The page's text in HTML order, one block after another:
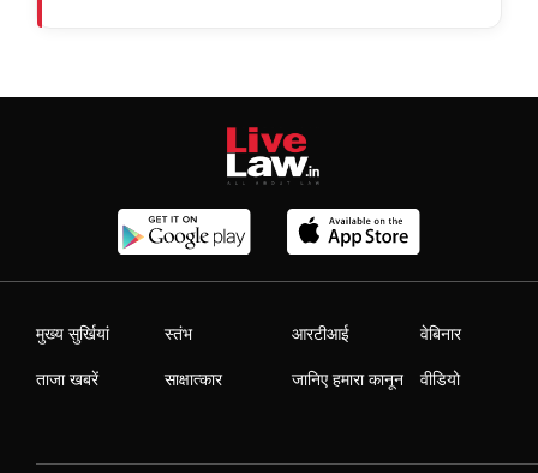
मुख्य सुर्खियां
ताजा खबरें
स्तंभ
साक्षात्कार
आरटीआई
जानिए हमारा कानून
वेबिनार
वीडियो